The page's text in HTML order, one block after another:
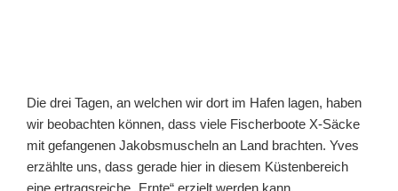
Die drei Tagen, an welchen wir dort im Hafen lagen, haben
wir beobachten können, dass viele Fischerboote X-Säcke
mit gefangenen Jakobsmuscheln an Land brachten. Yves
erzählte uns, dass gerade hier in diesem Küstenbereich
eine ertragsreiche „Ernte“ erzielt werden kann.